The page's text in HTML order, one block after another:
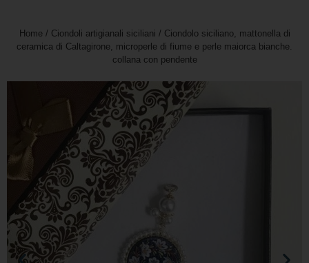
Home / Ciondoli artigianali siciliani / Ciondolo siciliano, mattonella di
ceramica di Caltagirone, microperle di fiume e perle maiorca bianche.
collana con pendente